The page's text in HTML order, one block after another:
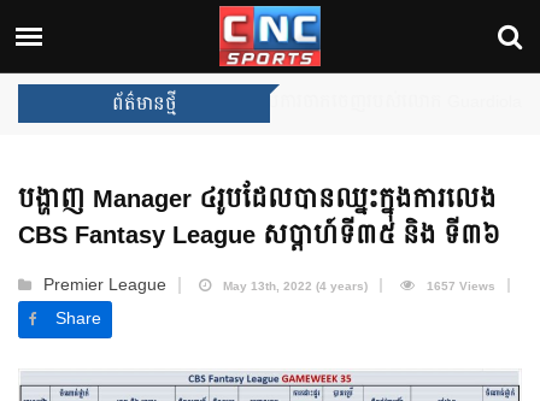
ព័ត៌មានថ្មី
បង្ហាញ Manager ៤រូបដែលបានឈ្នះក្នុងការលេង
CBS Fantasy League សប្ដាហ៍ទី៣៥ និង ទី៣៦
Premier League May 13th, 2022 (4 years) 1657 Views
Share